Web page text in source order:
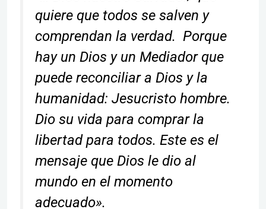
quiere que todos se salven y
comprendan la verdad. Porque
hay un Dios y un Mediador que
puede reconciliar a Dios y la
humanidad: Jesucristo hombre.
Dio su vida para comprar la
libertad para todos. Este es el
mensaje que Dios le dio al
mundo en el momento
adecuado».